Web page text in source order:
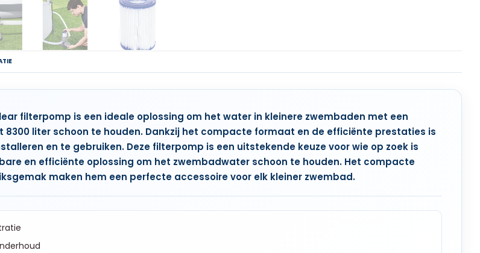
filterpomp is een ideale oplossing om het water in kleinere zwembaden met een
8300 liter schoon te houden. Dankzij het compacte formaat en de efficiënte prestaties is
en te gebruiken. Deze filterpomp is een uitstekende keuze voor wie op zoek is
en efficiënte oplossing om het zwembadwater schoon te houden. Het compacte
maken hem een perfecte accessoire voor elk kleiner zwembad.